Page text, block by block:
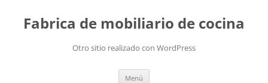
Fabrica de mobiliario de cocina
Otro sitio realizado con WordPress
Menú